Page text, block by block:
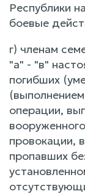
Республики
боевые
г) членам
"а" - "в"
погибших
операции,
провокации,
пропавших